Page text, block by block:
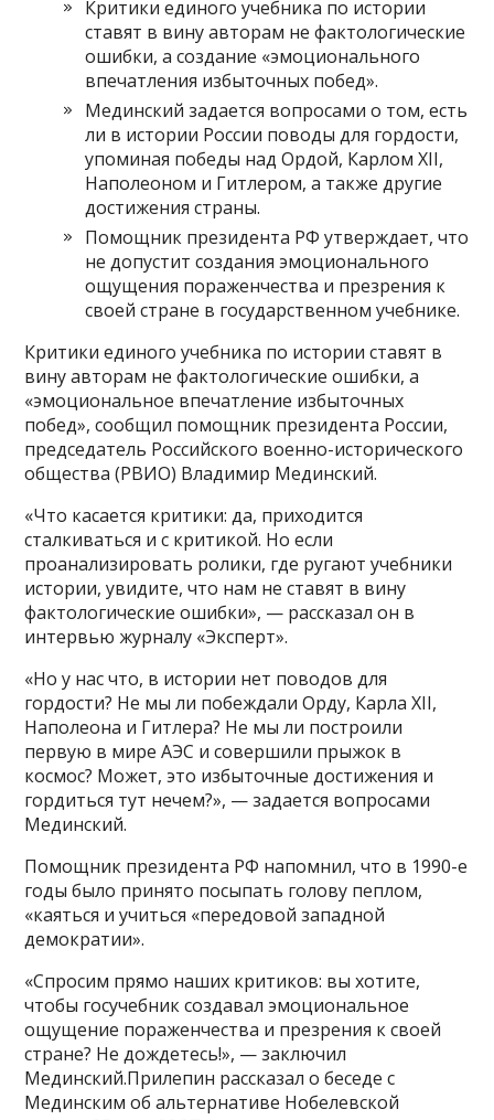
Критики единого учебника по истории
ставят в вину авторам не фактологические
ошибки, а создание «эмоционального
впечатления избыточных побед».
Мединский задается вопросами о том, есть
ли в истории России поводы для гордости,
упоминая победы над Ордой, Карлом XII,
Наполеоном и Гитлером, а также другие
достижения страны.
Помощник президента РФ утверждает, что
не допустит создания эмоционального
ощущения пораженчества и презрения к
своей стране в государственном учебнике.
Критики единого учебника по истории ставят в
вину авторам не фактологические ошибки, а
«эмоциональное впечатление избыточных
побед», сообщил помощник президента России,
председатель Российского военно-исторического
общества (РВИО) Владимир Мединский.
«Что касается критики: да, приходится
сталкиваться и с критикой. Но если
проанализировать ролики, где ругают учебники
истории, увидите, что нам не ставят в вину
фактологические ошибки», — рассказал он в
интервью журналу «Эксперт».
«Но у нас что, в истории нет поводов для
гордости? Не мы ли побеждали Орду, Карла XII,
Наполеона и Гитлера? Не мы ли построили
первую в мире АЭС и совершили прыжок в
космос? Может, это избыточные достижения и
гордиться тут нечем?», — задается вопросами
Мединский.
Помощник президента РФ напомнил, что в 1990-е
годы было принято посыпать голову пеплом,
«каяться и учиться «передовой западной
демократии».
«Спросим прямо наших критиков: вы хотите,
чтобы госучебник создавал эмоциональное
ощущение пораженчества и презрения к своей
стране? Не дождетесь!», — заключил
Мединский.Прилепин рассказал о беседе с
Мединским об альтернативе Нобелевской